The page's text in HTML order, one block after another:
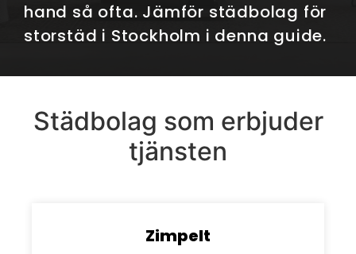
hand så ofta. Jämför städbolag för
storstäd i Stockholm i denna guide.
Städbolag som erbjuder
tjänsten
Zimpelt